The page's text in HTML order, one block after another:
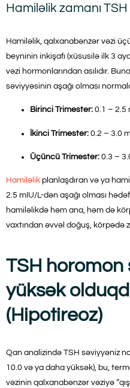
Hamiləlik zamanı
Hamiləlik, qalxanabənzər vəzi
beyninin inkişafı (xüsusilə ilk 3
vəzi hormonlarından asılıdır.
səviyyəsinin aşağı olması
Birinci Trimester: 0.1 – 2.5
İkinci Trimester: 0.2 – 3.0
Üçüncü Trimester: 0.3 –
Hamiləlik planlaşdıran və ya
2.5 mIU/L-dən aşağı olması
hamiləlikdə həm ana, həm də
vaxtından əvvəl doğuş, körpədə
TSH horomon
yüksək
(Hipotireoz)
Qan analizində TSH səviyyəniz
10.0 və ya daha yüksək), bu,
vəzinin qalxanabənzər vəziyə